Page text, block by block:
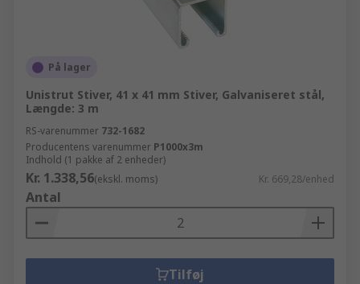
På lager
Unistrut Stiver, 41 x 41 mm Stiver, Galvaniseret stål,
Længde: 3 m
RS-varenummer 732-1682
Producentens varenummer P1000x3m
Indhold (1 pakke af 2 enheder)
Kr. 1.338,56(ekskl. moms) Kr. 669,28/enhed
Antal
Tilføj